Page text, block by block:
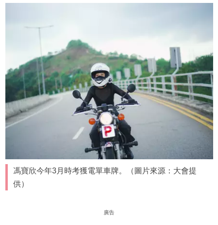
馮寶欣今年3月時考獲電單車牌。（圖片來源：大會提
供）
廣告